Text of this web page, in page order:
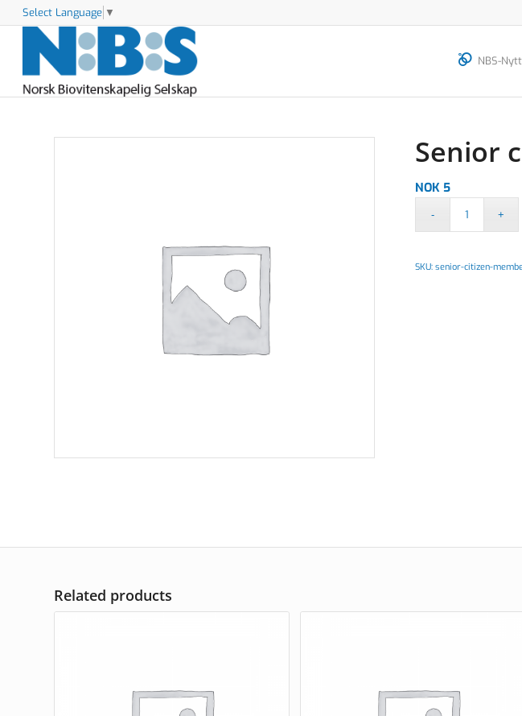
Select Language ▼
NBS-Nytt
Senior
NOK 5
SKU:senior-citizen-
Related products